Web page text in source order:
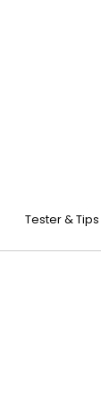
Tester & Tips